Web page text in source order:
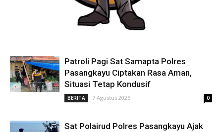
Patroli Pagi Sat Samapta Polres
Pasangkayu Ciptakan Rasa Aman,
Situasi Tetap Kondusif
BERITA 7 Agustus 2026 0
Sat Polairud Polres Pasangkayu Ajak